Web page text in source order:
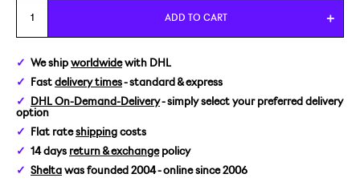
EUR 37
EUR 39
EUR 41
ADD TO CART
We ship worldwidewith DHL
Fast delivery times- standard & express
DHL On-Demand-Delivery- simply select your preferred delivery
option
Flat rateshipping costs
14 days return & exchangepolicy
Shelta was founded 2004 - online since 2006